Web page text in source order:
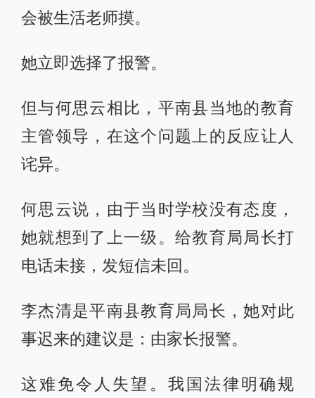
会被生活老师摸。
她立即选择了报警。
但与何思云相比，平南县当地的教育
主管领导，在这个问题上的反应让人
诧异。
何思云说，由于当时学校没有态度，
她就想到了上一级。给教育局局长打
电话未接，发短信未回。
李杰清是平南县教育局局长，她对此
事迟来的建议是：由家长报警。
这难免令人失望。我国法律明确规